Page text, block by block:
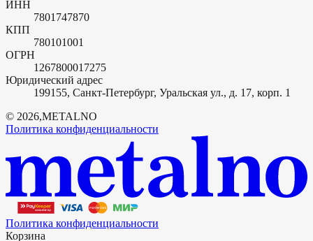
ИНН
7801747870
КПП
780101001
ОГРН
1267800017275
Юридический адрес
199155, Санкт-Петербург, Уральская ул., д. 17, корп. 1
© 2026,METALNO
Политика конфиденциальности
Политика конфиденциальности
Корзина